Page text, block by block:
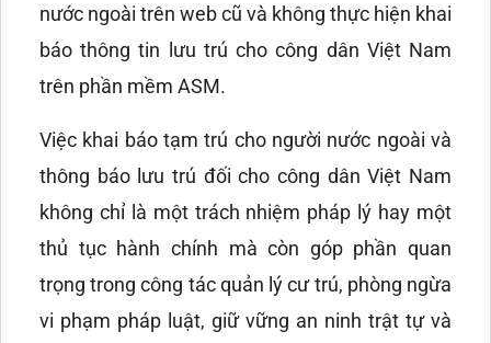
nước ngoài trên web cũ và không thực hiện khai
báo thông tin lưu trú cho công dân Việt Nam
trên phần mềm ASM.
Việc khai báo tạm trú cho người nước ngoài và
thông báo lưu trú đối cho công dân Việt Nam
không chỉ là một trách nhiệm pháp lý hay một
thủ tục hành chính mà còn góp phần quan
trọng trong công tác quản lý cư trú, phòng ngừa
vi phạm pháp luật, giữ vững an ninh trật tự và